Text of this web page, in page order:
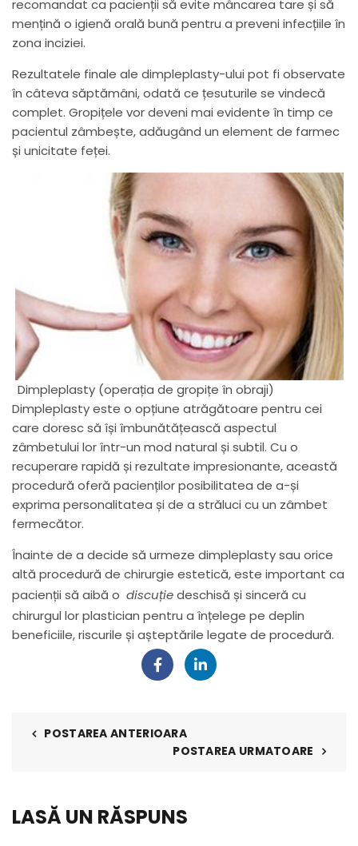
recomandat ca pacienții să evite mâncarea tare și să
mențină o igienă orală bună pentru a preveni infecțiile în
zona inciziei.
Rezultatele finale ale dimpleplasty-ului pot fi observate
în câteva săptămâni, odată ce țesuturile se vindecă
complet. Gropițele vor deveni mai evidente în timp ce
pacientul zâmbește, adăugând un element de farmec
și unicitate feței.
Dimpleplasty (operația de gropițe în obraji)
Dimpleplasty este o opțiune atrăgătoare pentru cei
care doresc să își îmbunătățească aspectul
zâmbetului lor într-un mod natural și subtil. Cu o
recuperare rapidă și rezultate impresionante, această
procedură oferă pacienților posibilitatea de a-și
exprima personalitatea și de a străluci cu un zâmbet
fermecător.
Înainte de a decide să urmeze dimpleplasty sau orice
altă procedură de chirurgie estetică, este important ca
pacienții să aibă o discuțiedeschisă și sinceră cu
chirurgul lor plastician pentru a înțelege pe deplin
beneficiile, riscurile și așteptările legate de procedură.
POSTAREA ANTERIOARA
POSTAREA URMATOARE
LASĂ UN RĂSPUNS